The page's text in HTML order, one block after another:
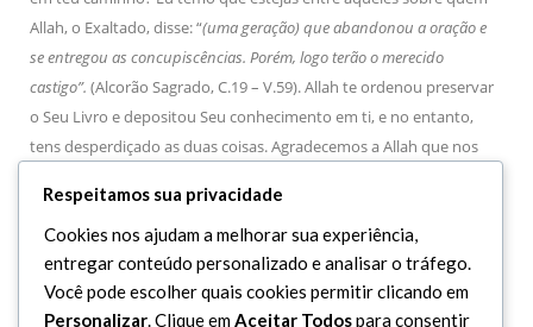
Allah, o Exaltado, disse: “(uma geração) que abandonou a oração e
se entregou as concupiscências. Porém, logo terão o merecido
castigo”. (Alcorão Sagrado, C.19 – V.59). Allah te ordenou preservar
o Seu Livro e depositou Seu conhecimento em ti, e no entanto,
tens desperdiçado as duas coisas. Agradecemos a Allah que nos
filhos (A.S.). Seu pai e seu avô integraram o exercito dos incrédulos
na batalha de Badr e ele sempre foi um súdito a família de Marwan
e foi o professor dos filhos do Hisham ibn Abdel Malik.
Respeitamos sua privacidade
Cookies nos ajudam a melhorar sua experiência,
entregar conteúdo personalizado e analisar o tráfego.
Você pode escolher quais cookies permitir clicando em
Personalizar. Clique emAceitar Todospara consentir